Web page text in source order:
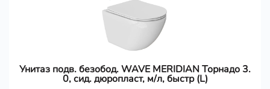
Унитаз подв. безобод. WAVE MERIDIAN Торнадо 3.
0, сид. дюропласт, м/л, быстр (L)